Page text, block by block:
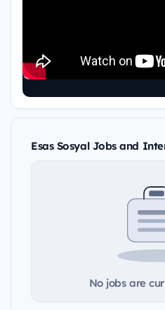
Esas Sosyal Jobs and
No jobs are